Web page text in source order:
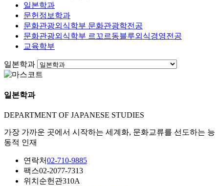
일본학과
문헌정보학과
문화관광외식학부 문화관광학전공
문화관광외식학부 르꼬르동블루외식경영전공
교육학부
일본학과
일본학과
DEPARTMENT OF JAPANESE STUDIES
가장 가까운 곳에서 시작하는 세계화, 문화교류를 선도하는 능
동적 인재
연락처02-710-9885
팩스02-2077-7313
위치 순헌관310A